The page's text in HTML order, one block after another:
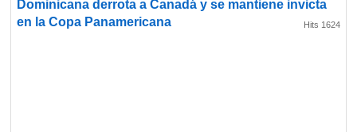
Dominicana derrota a Canadá y se mantiene invicta
en la Copa Panamericana
Hits 1624